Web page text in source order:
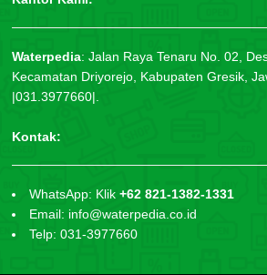
Waterpedia: Jalan Raya Tenaru No. 02,
Kecamatan Driyorejo, Kabupaten Gresik,
|031.3977660|.
Kontak:
WhatsApp: Klik +62 821-1382-1331
Email: info@waterpedia.co.id
Telp: 031-3977660